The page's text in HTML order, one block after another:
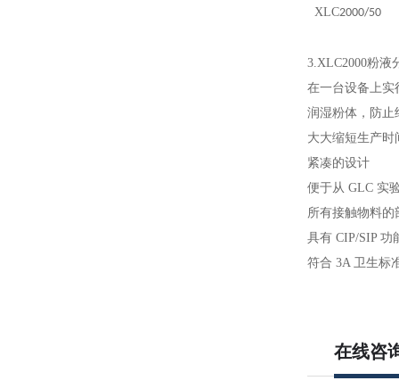
XLC2000/50
3.XLC2000粉液
在一台设备上实
润湿粉体，防止
大大缩短生产时
紧凑的设计
便于从 GLC 实
所有接触物料的
具有CIP/SIP 功
符合 3A 卫生标
在线咨